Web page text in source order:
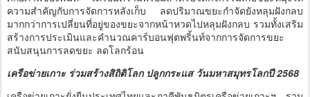
ความสำคัญกับการจัดการหลังเก็บ ลดปริมาณขยะกำจัดยังหลุมฝังกลบ
มากกว่าการเปลี่ยนที่อยู่ของขยะจากหน้าหวดไปหลุมฝังกลบ รวมทั้งเสริม
สร้างการประเมินและคำนวณคาร์บอนฟุตพริ้นท์จากการจัดการขยะ
สนับสนุนการลดขยะ ลดโลกร้อน
เครือข่ายเกาะ ร่วมสร้างสิถิติโลก ปลูกกระแส วันมหาสมุทรโลกปี 2568